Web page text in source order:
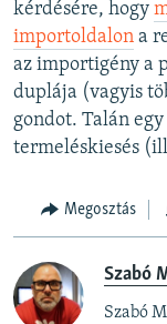
kérdésére, hogy
importoldalon a
az importigény a
duplája (vagyis
gondot. Talán
termeléskiesés
Megosztás
Szabó
Szabó